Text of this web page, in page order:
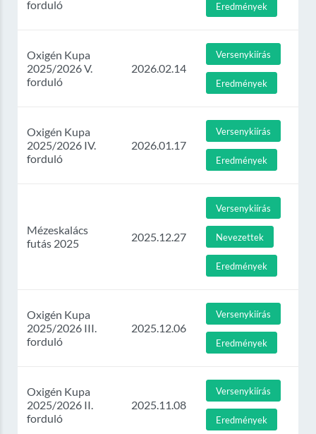
forduló
Eredmények
Oxigén Kupa
2025/2026 V.
forduló
2026.02.14
Versenykiírás
Eredmények
Oxigén Kupa
2025/2026 IV.
forduló
2026.01.17
Versenykiírás
Eredmények
Mézeskalács
futás 2025
2025.12.27
Versenykiírás
Nevezettek
Eredmények
Oxigén Kupa
2025/2026 III.
forduló
2025.12.06
Versenykiírás
Eredmények
Oxigén Kupa
2025/2026 II.
forduló
2025.11.08
Versenykiírás
Eredmények